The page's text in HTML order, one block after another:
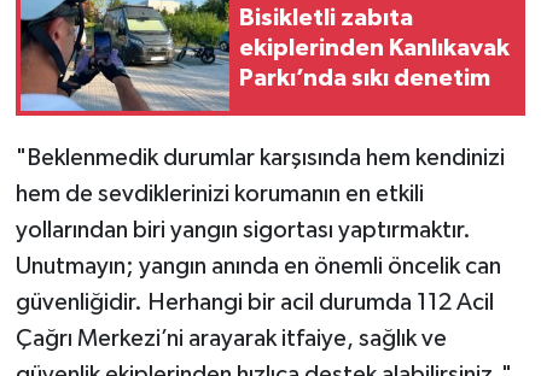
Bisikletli zabıta
ekiplerinden Kanlıkavak
Parkı’nda sıkı denetim
"Beklenmedik durumlar karşısında hem kendinizi
hem de sevdiklerinizi korumanın en etkili
yollarından biri yangın sigortası yaptırmaktır.
Unutmayın; yangın anında en önemli öncelik can
güvenliğidir. Herhangi bir acil durumda 112 Acil
Çağrı Merkezi’ni arayarak itfaiye, sağlık ve